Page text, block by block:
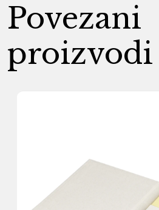
Povezani
proizvodi